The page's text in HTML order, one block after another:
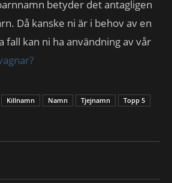
betyder det antagligen
Då kanske ni är i behov av en
fall kan ni ha användning av vår
Killnamn Namn Tjejnamn
Topp 5